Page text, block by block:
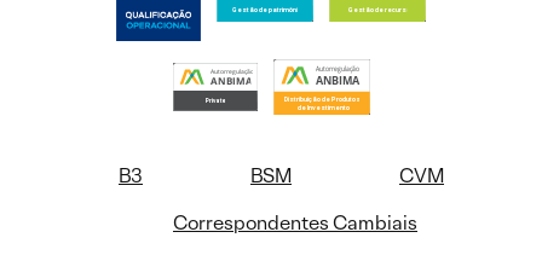
B3 BSM
CVM
Correspondentes Cambiais